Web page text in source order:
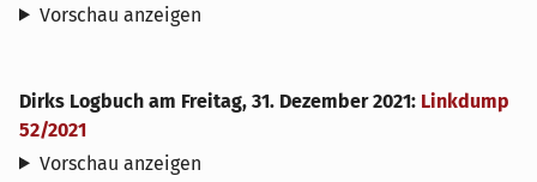
Vorschau anzeigen
Dirks Logbuch am Freitag, 31. Dezember 2021: Linkdump
52/2021
Vorschau anzeigen